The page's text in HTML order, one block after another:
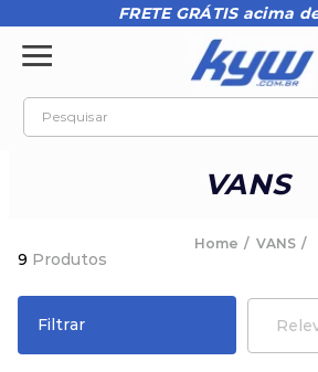
FRETE GRÁTIS acima
Pesquisar
VANS
VANS
9 Produtos
Filtrar